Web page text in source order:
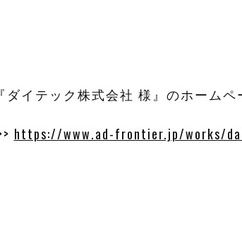
イテック株式会社 様』のホームペ
https://www.ad-frontier.jp/works/